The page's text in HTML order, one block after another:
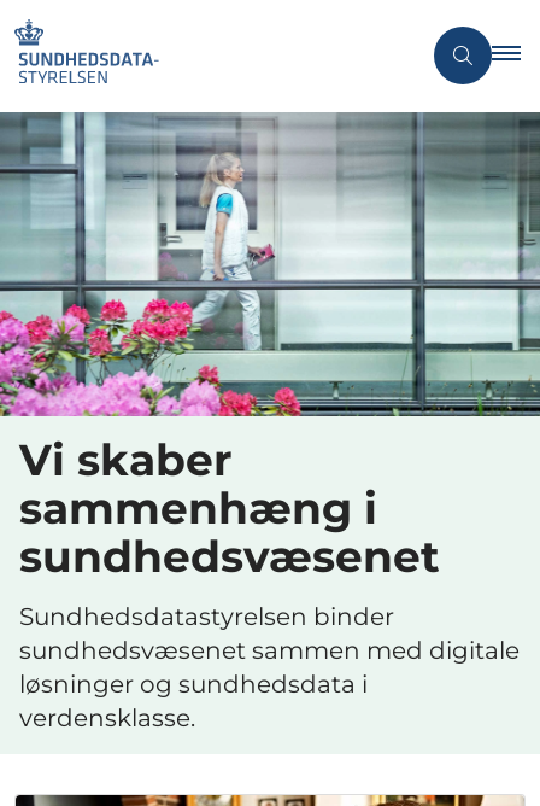
Vi skaber
sammenhæng i
sundhedsvæsenet
Sundhedsdatastyrelsen binder
sundhedsvæsenet sammen med digitale
løsninger og sundhedsdata i
verdensklasse.